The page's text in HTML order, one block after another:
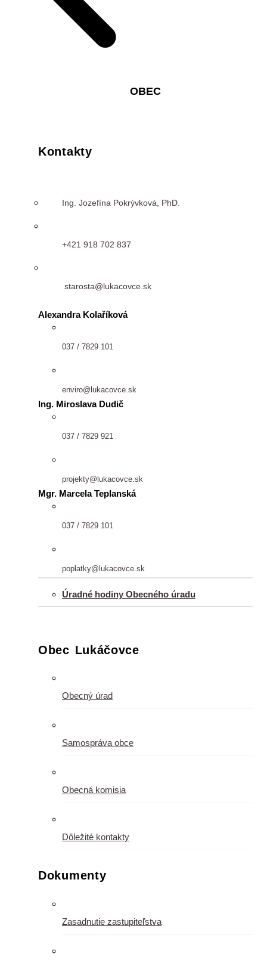
OBEC
Kontakty
Ing. Jozefína Pokrývková, PhD.
+421 918 702 837
starosta@lukacovce.sk
Alexandra Kolaříková
037 / 7829 101
enviro@lukacovce.sk
Ing. Miroslava Dudič
037 / 7829 921
projekty@lukacovce.sk
Mgr. Marcela Teplanská
037 / 7829 101
poplatky@lukacovce.sk
Úradné hodiny Obecného úradu
Obec Lukáčovce
Obecný úrad
Samospráva obce
Obecná komisia
Dôležité kontakty
Dokumenty
Zasadnutie zastupiteľstva